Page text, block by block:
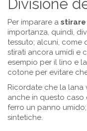
Divisione
Per imparare a stirare
importanza, quindi,
tessuto; alcuni, come
stirati ancora umidi e
esempio per il lino e
cotone per evitare
Ricordate che la lana
anche in questo
ferro un panno
sintetiche.